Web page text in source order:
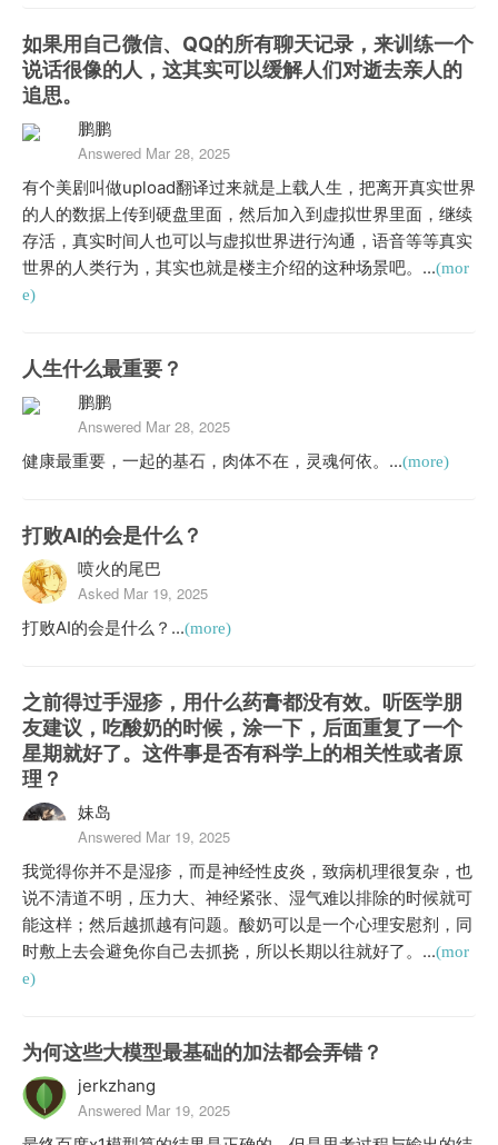
如果用自己微信、QQ的所有聊天记录，来训练一个
说话很像的人，这其实可以缓解人们对逝去亲人的
追思。
鹏鹏
Answered Mar 28, 2025
有个美剧叫做upload翻译过来就是上载人生，把离开真实世界
的人的数据上传到硬盘里面，然后加入到虚拟世界里面，继续
存活，真实时间人也可以与虚拟世界进行沟通，语音等等真实
世界的人类行为，其实也就是楼主介绍的这种场景吧。...(mor
e)
人生什么最重要？
鹏鹏
Answered Mar 28, 2025
健康最重要，一起的基石，肉体不在，灵魂何依。...(more)
打败AI的会是什么？
喷火的尾巴
Asked Mar 19, 2025
打败AI的会是什么？...(more)
之前得过手湿疹，用什么药膏都没有效。听医学朋
友建议，吃酸奶的时候，涂一下，后面重复了一个
星期就好了。这件事是否有科学上的相关性或者原
理？
妹岛
Answered Mar 19, 2025
我觉得你并不是湿疹，而是神经性皮炎，致病机理很复杂，也
说不清道不明，压力大、神经紧张、湿气难以排除的时候就可
能这样；然后越抓越有问题。酸奶可以是一个心理安慰剂，同
时敷上去会避免你自己去抓挠，所以长期以往就好了。...(mor
e)
为何这些大模型最基础的加法都会弄错？
jerkzhang
Answered Mar 19, 2025